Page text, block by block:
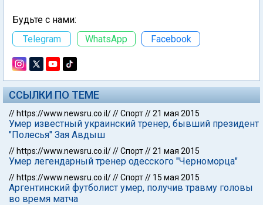
Будьте с нами:
Telegram
WhatsApp Facebook
ССЫЛКИ ПО ТЕМЕ
// https://www.newsru.co.il///Спорт//21 мая 2015
Умер известный украинский тренер, бывший президент
"Полесья" Зая Авдыш
// https://www.newsru.co.il///Спорт//21 мая 2015
Умер легендарный тренер одесского "Черноморца"
// https://www.newsru.co.il///Спорт// 15 мая 2015
Аргентинский футболист умер, получив травму головы
во время матча